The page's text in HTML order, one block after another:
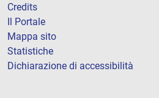
Credits
Il Portale
Mappa sito
Statistiche
Dichiarazione di accessibilità